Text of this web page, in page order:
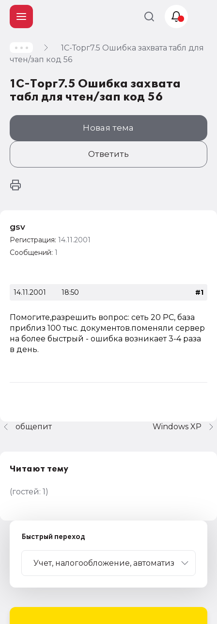
1C-Торг7.5 Ошибка захвата табл для
чтен/зап код 56
1C-Торг7.5 Ошибка захвата
табл для чтен/зап код 56
Новая тема
Ответить
gsv
Регистрация: 14.11.2001
Сообщений: 1
14.11.2001 18:50 #1
Помогите,разрешить вопрос: сеть 20 РС, база
приблиз 100 тыс. документов.поменяли сервер
на более быстрый - ошибка возникает 3-4 раза
в день.
Windows XP
общепит
Читают тему
(гостей: 1)
Быстрый переход
Учет и
налогообложение
Автоматизация